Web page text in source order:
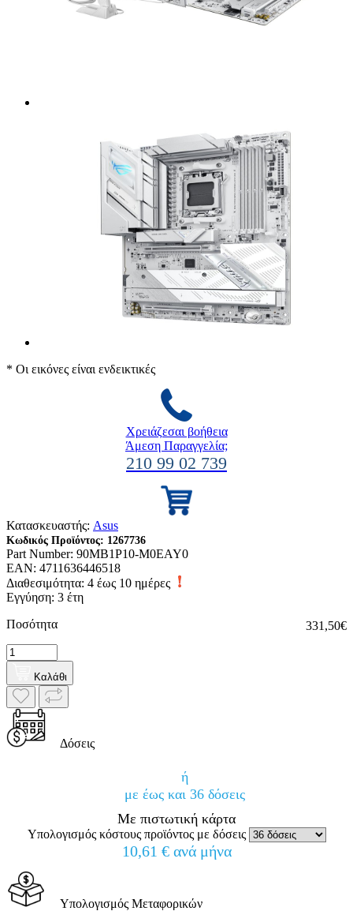
* Οι εικόνες είναι ενδεικτικές
Χρειάζεσαι βοήθεια
Άμεση Παραγγελία;
210 99 02 739
Κατασκευαστής: Asus
Κωδικός Προϊόντος: 1267736
Part Number: 90MB1P10-M0EAY0
EAN: 4711636446518
Διαθεσιμότητα: 4 έως 10 ημέρες
Εγγύηση: 3 έτη
331,50€
Ποσότητα
Καλάθι
Δόσεις
ή
με έως και 36 δόσεις
Με πιστωτική κάρτα
Υπολογισμός κόστους προϊόντος με δόσεις
10,61 € ανά μήνα
Υπολογισμός Μεταφορικών